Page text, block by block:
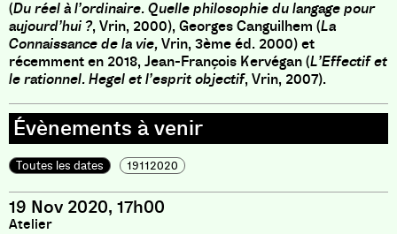
(Du réel à l’ordinaire. Quelle philosophie du langage pour
aujourd’hui ?, Vrin, 2000), Georges Canguilhem (La
Connaissance de la vie,Vrin, 3ème éd. 2000) et
récemment en 2018, Jean-François Kervégan (L’Effectif et
le rationnel. Hegel et l’esprit objectif, Vrin, 2007).
Toutes les dates 19112020
19 Nov 2020, 17h00
Atelier